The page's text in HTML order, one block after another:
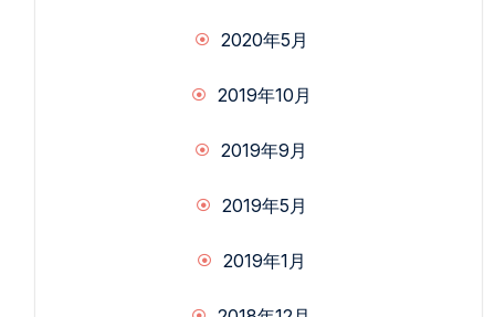
2020年5月
2019年10月
2019年9月
2019年5月
2019年1月